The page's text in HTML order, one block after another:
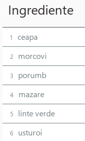
Ingrediente
1 ceapa
2 morcovi
3 porumb
4 mazare
5 linte verde
6 usturoi